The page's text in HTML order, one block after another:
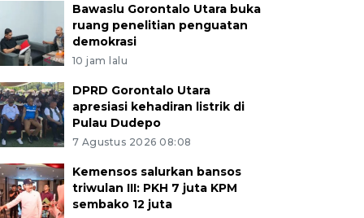
Bawaslu Gorontalo Utara buka
ruang penelitian penguatan
demokrasi
10 jam lalu
DPRD Gorontalo Utara
apresiasi kehadiran listrik di
Pulau Dudepo
7 Agustus 2026 08:08
Kemensos salurkan bansos
triwulan III: PKH 7 juta KPM
sembako 12 juta